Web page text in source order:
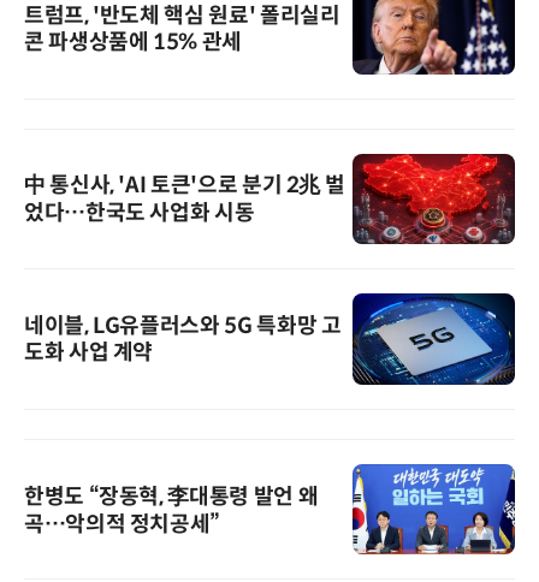
트럼프, '반도체 핵심 원료' 폴리실리
콘 파생상품에 15% 관세
中 통신사, 'AI 토큰'으로 분기 2兆 벌
었다…한국도 사업화 시동
네이블, LG유플러스와 5G 특화망 고
도화 사업 계약
한병도 “장동혁, 李대통령 발언 왜
곡…악의적 정치공세”